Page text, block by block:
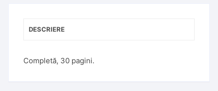
DESCRIERE
Completă, 30 pagini.